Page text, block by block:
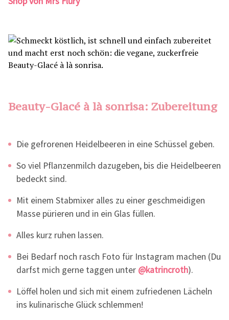
Beauty-Glacé à là sonrisa: Zubereitung
Die gefrorenen Heidelbeeren in eine Schüssel geben.
So viel Pflanzenmilch dazugeben, bis die Heidelbeeren
bedeckt sind.
Mit einem Stabmixer alles zu einer geschmeidigen
Masse pürieren und in ein Glas füllen.
Alles kurz ruhen lassen.
Bei Bedarf noch rasch Foto für Instagram machen (Du
darfst mich gerne taggen unter @katrincroth).
Löffel holen und sich mit einem zufriedenen Lächeln
ins kulinarische Glück schlemmen!